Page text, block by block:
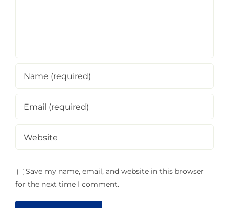
Save my name, email, and website in this browser
for the next time I comment.